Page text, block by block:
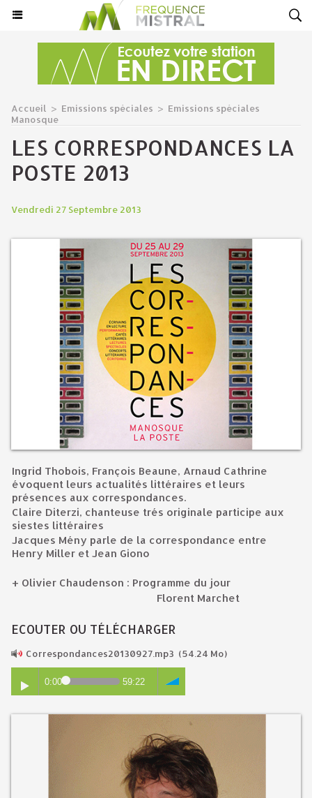
Accueil > Emissions spéciales > Emissions spéciales
Manosque
LES CORRESPONDANCES LA
POSTE 2013
Vendredi 27 Septembre 2013
Ingrid Thobois, François Beaune, Arnaud Cathrine
évoquent leurs actualités littéraires et leurs
présences aux correspondances.
Claire Diterzi, chanteuse trés originale participe aux
siestes littéraires
Jacques Mény parle de la correspondance entre
Henry Miller et Jean Giono
+ Olivier Chaudenson : Programme du jour
Florent Marchet
ECOUTER OU TÉLÉCHARGER
Correspondances20130927.mp3 (54.24 Mo)
0:00 59:22